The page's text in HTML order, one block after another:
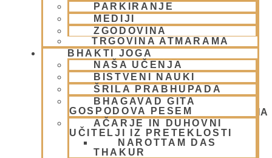
PARKIRANJE
MEDIJI
ZGODOVINA
TRGOVINA ATMARAMA
BHAKTI JOGA
NAŠA UČENJA
BISTVENI NAUKI
ŠRILA PRABHUPADA
BHAGAVAD GITA
GOSPODOVA PESEM
AČARJE IN DUHOVNI
UČITELJI IZ PRETEKLOSTI
NAROTTAM DAS
THAKUR
NEDELJSKO SREČANJE - CENTER HARE KRIŠNA
LJUBLJANA
OGNJENO ŽRTVOVANJE - NARASIMHA JAGJA -
VSAKO SOBOTO